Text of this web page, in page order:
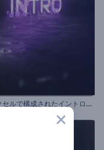
3
Dピクセルで構成されたイントロ動画